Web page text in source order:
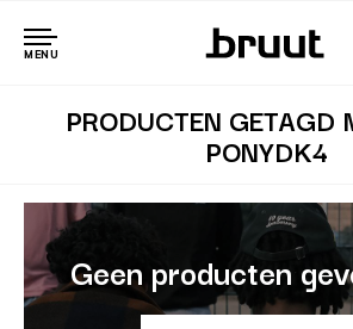
MENU
PRODUCTEN GETAGD
PONYDK4
Geen producten